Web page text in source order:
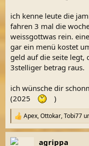
ich kenne leute die
fahren 3 mal die
weissgottwas rein.
gar ein menü kostet
geld auf die seite legt,
3stelliger betrag raus.
ich wünsche dir
(2025
)
R
e
a
k
Apex,Ottokar,Tobi77
agrippa